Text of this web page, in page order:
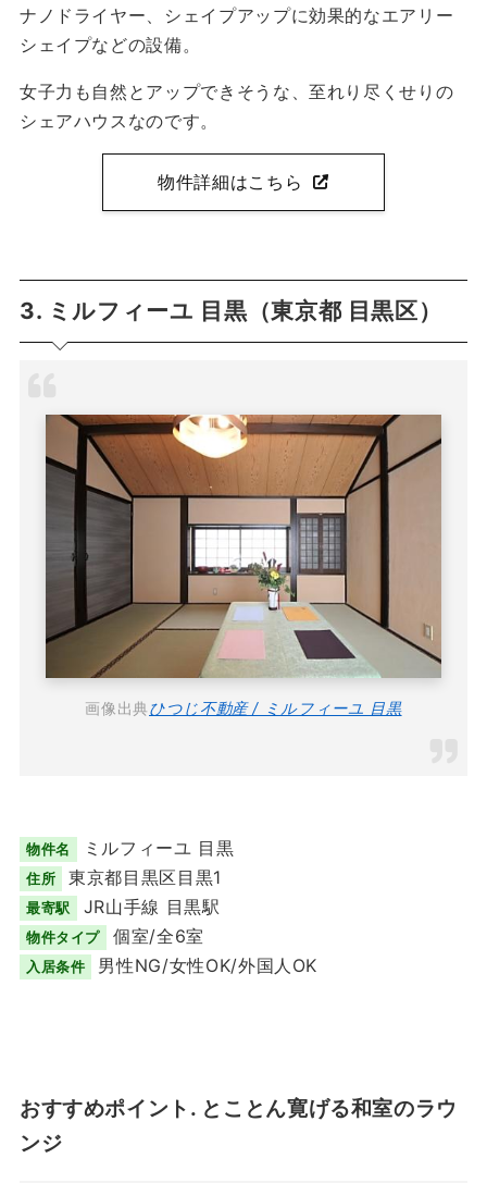
ナノドライヤー、シェイプアップに効果的なエアリー
シェイプなどの設備。
女子力も自然とアップできそうな、至れり尽くせりの
シェアハウスなのです。
物件詳細はこちら
3. ミルフィーユ 目黒（東京都 目黒区）
画像出典ひつじ不動産 / ミルフィーユ 目黒
物件名 ミルフィーユ 目黒
住所 東京都目黒区目黒1
最寄駅 JR山手線 目黒駅
物件タイプ 個室/全6室
入居条件 男性NG/女性OK/外国人OK
おすすめポイント. とことん寛げる和室のラウ
ンジ